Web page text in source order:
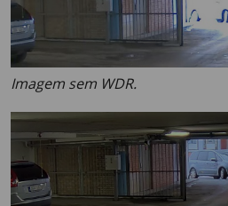
Imagem sem WDR.